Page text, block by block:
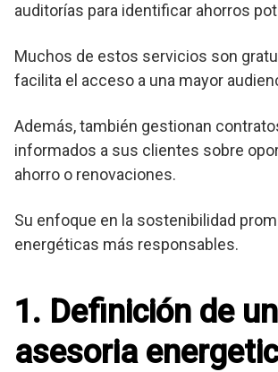
auditorías para identificar ahorros
Muchos de estos servicios son
facilita el acceso a una mayor
Además, también gestionan
informados a sus clientes sobre
ahorro o renovaciones.
Su enfoque en la sostenibilidad
energéticas más responsables.
1. Definición de
asesoria